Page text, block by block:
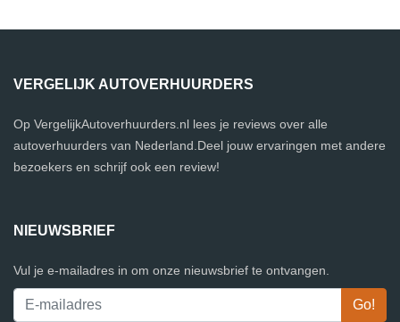
VERGELIJK AUTOVERHUURDERS
Op VergelijkAutoverhuurders.nl lees je reviews over alle
autoverhuurders van Nederland.Deel jouw ervaringen met andere
bezoekers en schrijf ook een review!
NIEUWSBRIEF
Vul je e-mailadres in om onze nieuwsbrief te ontvangen.